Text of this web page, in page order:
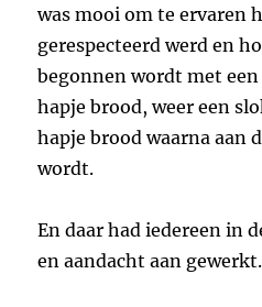
was mooi om te ervaren
gerespecteerd werd en
begonnen wordt met
hapje brood, weer een
hapje brood waarna aan
wordt.
En daar had iedereen in
en aandacht aan gewerkt.